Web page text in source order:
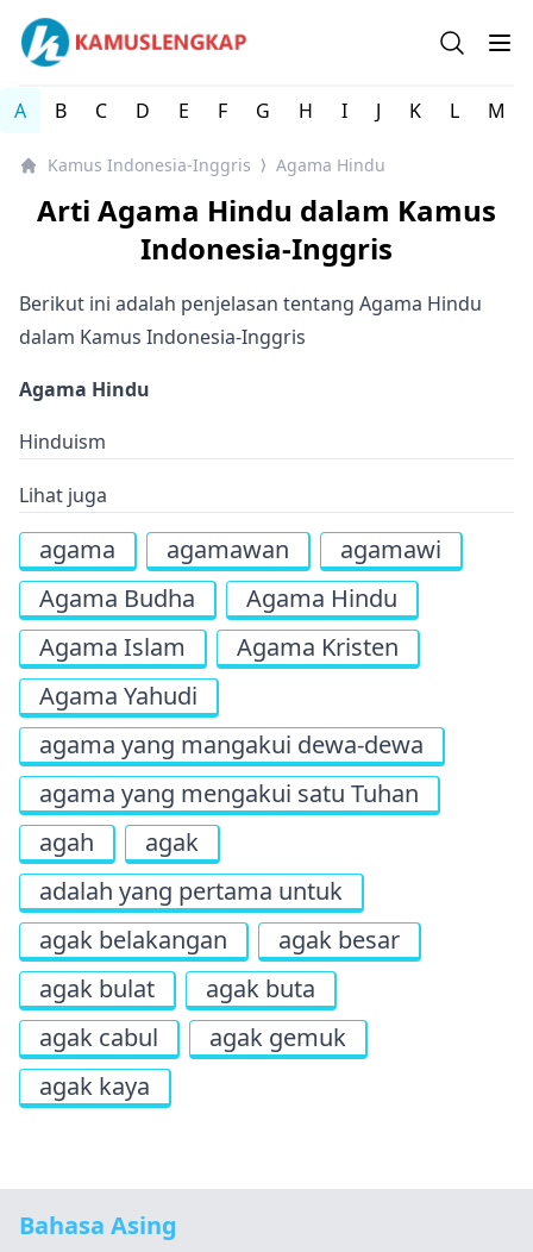
Kamus Lengkap Indonesia-Inggris - Kamus Bahasa
Open
A B C D E F G H I J K L M
Kamus Indonesia-Inggris ⟩ Agama Hindu
Arti Agama Hindu dalam Kamus
Indonesia-Inggris
Berikut ini adalah penjelasan tentang Agama Hindu
dalam Kamus Indonesia-Inggris
Agama Hindu
Hinduism
Lihat juga
agama agamawan
agamawi
Agama Budha
Agama Hindu
Agama Islam
Agama Kristen
Agama Yahudi
agama yang mangakui dewa-dewa
agama yang mengakui satu Tuhan
agah
agak
adalah yang pertama untuk
agak belakangan
agak besar
agak bulat
agak buta
agak cabul
agak gemuk
agak kaya
Bahasa Asing